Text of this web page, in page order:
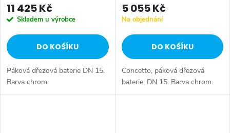
11 425 Kč
Skladem u výrobce
DO KOŠÍKU
Páková dřezová baterie DN 15.
Barva chrom.
5 055 Kč
Na objednání
DO KOŠÍKU
Concetto, páková dřezová
baterie, DN 15. Barva chrom.